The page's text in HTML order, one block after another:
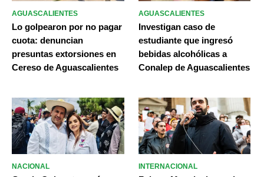
AGUASCALIENTES
Lo golpearon por no pagar
cuota: denuncian
presuntas extorsiones en
Cereso de Aguascalientes
AGUASCALIENTES
Investigan caso de
estudiante que ingresó
bebidas alcohólicas a
Conalep de Aguascalientes
NACIONAL INTERNACIONAL